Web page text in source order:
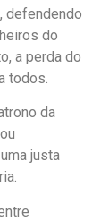
defendendo
do
a perda do
todos.
da
justa